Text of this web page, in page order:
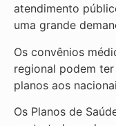
atendimento
uma grande
Os convênios
regional podem
planos aos
Os Planos de